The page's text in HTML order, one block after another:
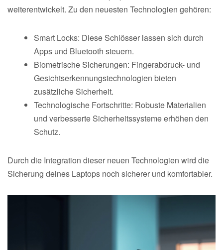
weiterentwickelt. Zu den neuesten Technologien gehören:
Smart Locks: Diese Schlösser lassen sich durch
Apps und Bluetooth steuern.
Biometrische Sicherungen: Fingerabdruck- und
Gesichtserkennungstechnologien bieten
zusätzliche Sicherheit.
Technologische Fortschritte: Robuste Materialien
und verbesserte Sicherheitssysteme erhöhen den
Schutz.
Durch die Integration dieser neuen Technologien wird die
Sicherung deines Laptops noch sicherer und komfortabler.